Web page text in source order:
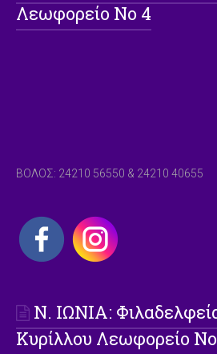
Λεωφορείο Νο 4
ΒΟΛΟΣ: 24210 56550 & 24210 40655
Ν. ΙΩΝΙΑ:
Κυρίλλου Λεωφορείο Νο